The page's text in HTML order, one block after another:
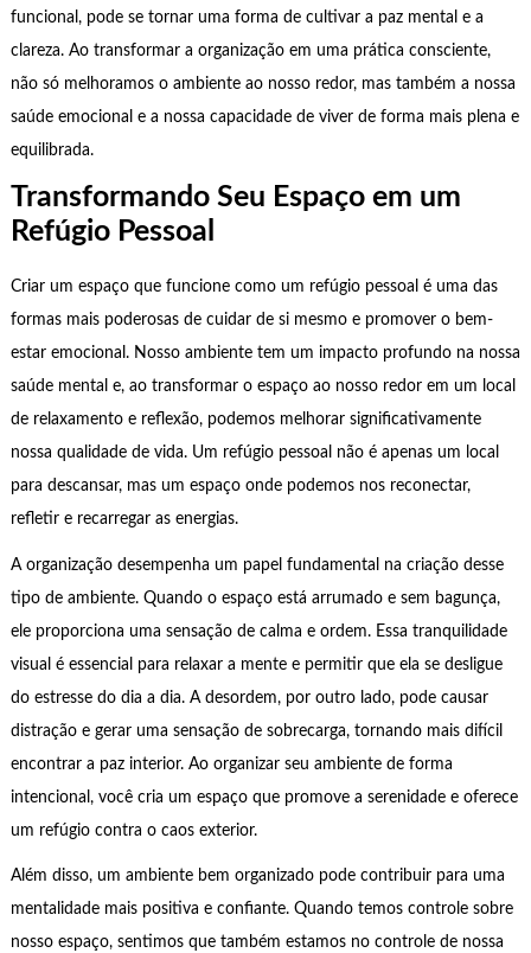
funcional, pode se tornar uma forma de cultivar a paz mental e a
clareza. Ao transformar a organização em uma prática consciente,
não só melhoramos o ambiente ao nosso redor, mas também a nossa
saúde emocional e a nossa capacidade de viver de forma mais plena e
equilibrada.
Transformando Seu Espaço em um
Refúgio Pessoal
Criar um espaço que funcione como um refúgio pessoal é uma das
formas mais poderosas de cuidar de si mesmo e promover o bem-
estar emocional. Nosso ambiente tem um impacto profundo na nossa
saúde mental e, ao transformar o espaço ao nosso redor em um local
de relaxamento e reflexão, podemos melhorar significativamente
nossa qualidade de vida. Um refúgio pessoal não é apenas um local
para descansar, mas um espaço onde podemos nos reconectar,
refletir e recarregar as energias.
A organização desempenha um papel fundamental na criação desse
tipo de ambiente. Quando o espaço está arrumado e sem bagunça,
ele proporciona uma sensação de calma e ordem. Essa tranquilidade
visual é essencial para relaxar a mente e permitir que ela se desligue
do estresse do dia a dia. A desordem, por outro lado, pode causar
distração e gerar uma sensação de sobrecarga, tornando mais difícil
encontrar a paz interior. Ao organizar seu ambiente de forma
intencional, você cria um espaço que promove a serenidade e oferece
um refúgio contra o caos exterior.
Além disso, um ambiente bem organizado pode contribuir para uma
mentalidade mais positiva e confiante. Quando temos controle sobre
nosso espaço, sentimos que também estamos no controle de nossa